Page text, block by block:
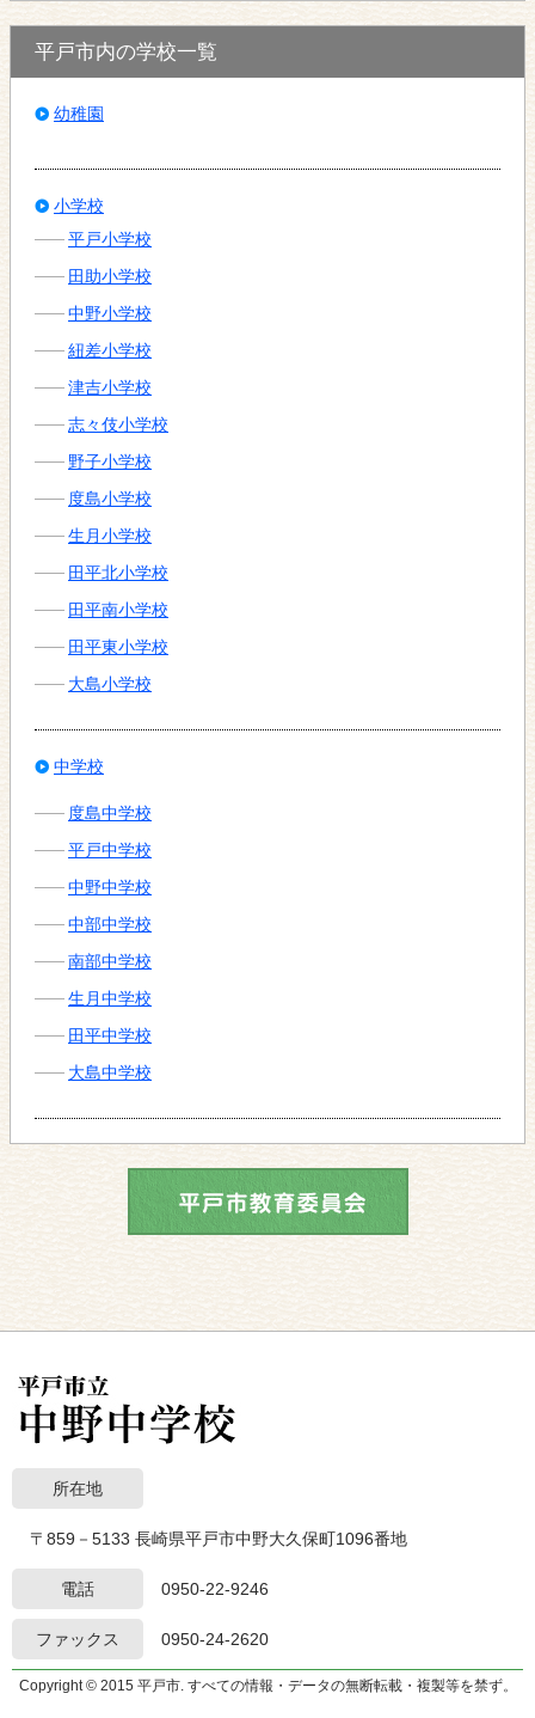
平戸市内の学校一覧
幼稚園
小学校
平戸小学校
田助小学校
中野小学校
紐差小学校
津吉小学校
志々伎小学校
野子小学校
度島小学校
生月小学校
田平北小学校
田平南小学校
田平東小学校
大島小学校
中学校
度島中学校
平戸中学校
中野中学校
中部中学校
南部中学校
生月中学校
田平中学校
大島中学校
所在地
〒859－5133 長崎県平戸市中野大久保町1096番地
電話 0950-22-9246
ファックス 0950-24-2620
Copyright © 2015 平戸市. すべての情報・データの無断転載・複製等を禁ず。